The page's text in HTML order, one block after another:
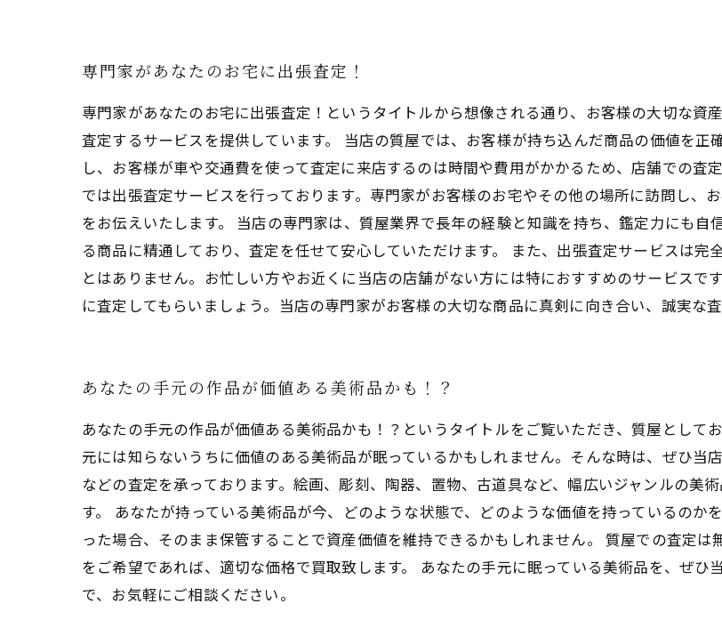
専門家があなたのお宅に出張査定！
専門家があなたのお宅に出張査定！というタイトルから想像される通り、お客様の大切な資
査定するサービスを提供しています。 当店の質屋では、お客様が持ち込んだ商品の価値を
し、お客様が車や交通費を使って査定に来店するのは時間や費用がかかるため、店舗での査
では出張査定サービスを行っております。専門家がお客様のお宅やその他の場所に訪問し、
をお伝えいたします。 当店の専門家は、質屋業界で長年の経験と知識を持ち、鑑定力にも
る商品に精通しており、査定を任せて安心していただけます。 また、出張査定サービスは
とはありません。お忙しい方やお近くに当店の店舗がない方には特におすすめのサービスで
に査定してもらいましょう。当店の専門家がお客様の大切な商品に真剣に向き合い、誠実な
あなたの手元の作品が価値ある美術品かも！？
あなたの手元の作品が価値ある美術品かも！？というタイトルをご覧いただき、質屋として
元には知らないうちに価値のある美術品が眠っているかもしれません。そんな時は、ぜひ当
などの査定を承っております。絵画、彫刻、陶器、置物、古道具など、幅広いジャンルの美
す。 あなたが持っている美術品が今、どのような状態で、どのような価値を持っているのか
った場合、そのまま保管することで資産価値を維持できるかもしれません。 質屋での査定
をご希望であれば、適切な価格で買取致します。 あなたの手元に眠っている美術品を、ぜ
で、お気軽にご相談ください。